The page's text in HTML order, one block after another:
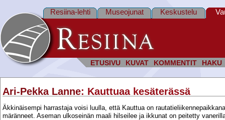
ETUSIVU KUVAT KOMMENTIT HAKU
Resiina-lehti Museojunat Keskustelu
Ari-Pekka Lanne: Kauttuaa kesäterässä
Äkkinäisempi harrastaja voisi luulla, että Kauttua on
märänneet. Aseman ulkoseinän maali hilseilee ja ikkunat on peitetty